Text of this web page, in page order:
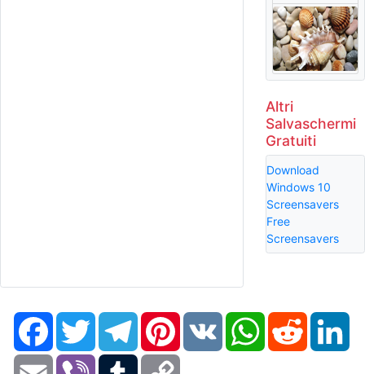
Altri
Salvaschermi
Gratuiti
Download
Windows 10
Screensavers
Free
Screensavers
FacebookTwitter TelegramPinterestVK WhatsAppReddit
Email Viber Tumblr